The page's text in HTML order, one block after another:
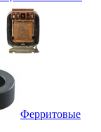
Ферритовые